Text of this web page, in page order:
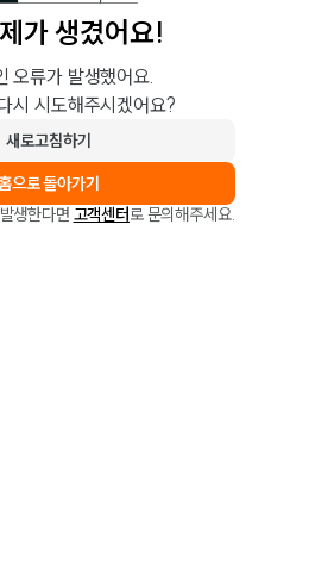
가 생겼어요!
오류가 발생했어요.
시 시도해주시겠어요?
새로고침하기
으로 돌아가기
생한다면 고객센터로 문의해주세요.